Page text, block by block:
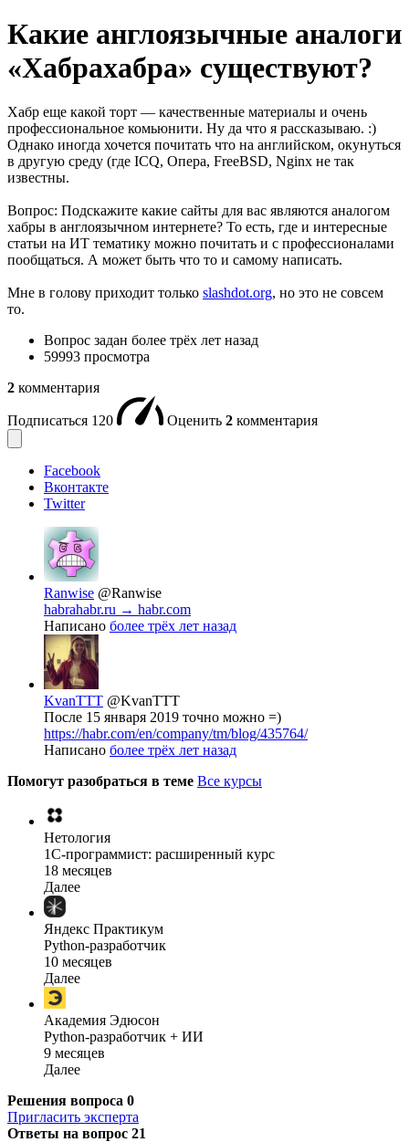
Какие англоязычные аналоги
«Хабрахабра» существуют?
Хабр еще какой торт — качественные материалы и очень
профессиональное комьюнити. Ну да что я рассказываю. :)
Однако иногда хочется почитать что на английском, окунуться
в другую среду (где ICQ, Опера, FreeBSD, Nginx не так
известны.
Вопрос: Подскажите какие сайты для вас являются аналогом
хабры в англоязычном интернете? То есть, где и интересные
статьи на ИТ тематику можно почитать и с профессионалами
пообщаться. А может быть что то и самому написать.
Мне в голову приходит только slashdot.org, но это не совсем
то.
Вопрос задан более трёх лет назад
59993 просмотра
2 комментария
Подписаться 120 Оценить 2 комментария
Facebook
Вконтакте
Twitter
Ranwise @Ranwise
habrahabr.ru → habr.com
Написано более трёх лет назад
KvanTTT @KvanTTT
После 15 января 2019 точно можно =)
https://habr.com/en/company/tm/blog/435764/
Написано более трёх лет назад
Помогут разобраться в теме Все курсы
Нетология
1C-программист: расширенный курс
18 месяцев
Далее
Яндекс Практикум
Python-разработчик
10 месяцев
Далее
Академия Эдюсон
Python-разработчик + ИИ
9 месяцев
Далее
Решения вопроса 0
Пригласить эксперта
Ответы на вопрос 21